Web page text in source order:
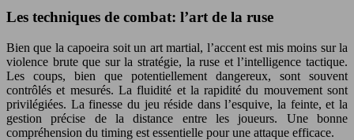
Les techniques de combat: l’art de la ruse
Bien que la capoeira soit un art martial, l’accent est mis moins sur la
violence brute que sur la stratégie, la ruse et l’intelligence tactique.
Les coups, bien que potentiellement dangereux, sont souvent
contrôlés et mesurés. La fluidité et la rapidité du mouvement sont
privilégiées. La finesse du jeu réside dans l’esquive, la feinte, et la
gestion précise de la distance entre les joueurs. Une bonne
compréhension du timing est essentielle pour une attaque efficace.